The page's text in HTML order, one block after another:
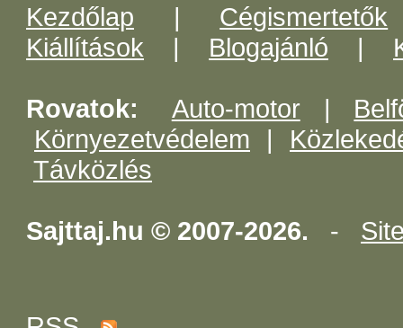
Kezdőlap | Cégismertetők
Kiállítások | Blogajánló |
Rovatok: Auto-motor|
Környezetvédelem |
Távközlés
Sajttaj.hu © 2007-2026. -